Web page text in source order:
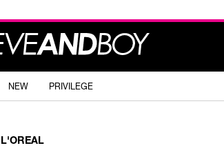
NEW PRIVILEGE
L'OREAL